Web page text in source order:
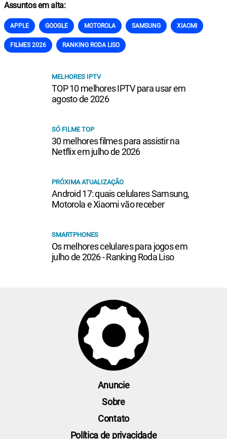
Assuntos em alta:
APPLE GOOGLE MOTOROLA SAMSUNG XIAOMI
FILMES 2026 RANKING RODA LISO
MELHORES IPTV
TOP 10 melhores IPTV para usar em
agosto de 2026
SÓ FILME TOP
30 melhores filmes para assistir na
Netflix em julho de 2026
PRÓXIMA ATUALIZAÇÃO
Android 17: quais celulares Samsung,
Motorola e Xiaomi vão receber
SMARTPHONES
Os melhores celulares para jogos em
julho de 2026 - Ranking Roda Liso
Anuncie
Sobre
Contato
Política de privacidade